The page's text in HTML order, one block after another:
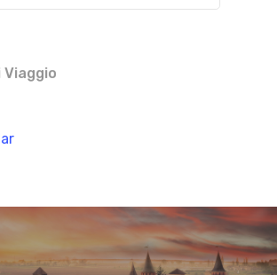
Viaggio